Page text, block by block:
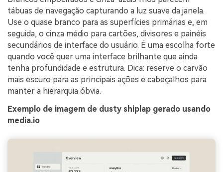
tábuas de navegação capturando a luz suave da janela.
Use o quase branco para as superfícies primárias e, em
seguida, o cinza médio para cartões, divisores e painéis
secundários de interface do usuário. É uma escolha forte
quando você quer uma interface brilhante que ainda
tenha profundidade e estrutura. Dica: reserve o carvão
mais escuro para as principais ações e cabeçalhos para
manter a hierarquia óbvia.
Exemplo de imagem de dusty shiplap gerado usando
media.io